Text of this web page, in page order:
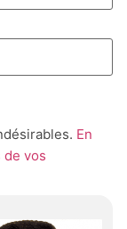
En
de vos